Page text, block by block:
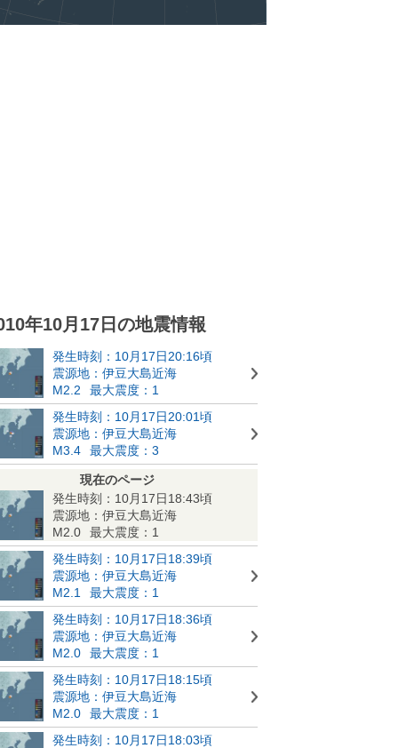
年10月17日の地震情報
発生時刻：10月17日20:16頃
震源地：伊豆大島近海
M2.2
最大震度：1
発生時刻：10月17日20:01頃
震源地：伊豆大島近海
M3.4
最大震度：3
現在のページ
発生時刻：10月17日18:43頃
震源地：伊豆大島近海
M2.0
最大震度：1
発生時刻：10月17日18:39頃
震源地：伊豆大島近海
M2.1
最大震度：1
発生時刻：10月17日18:36頃
震源地：伊豆大島近海
M2.0
最大震度：1
発生時刻：10月17日18:15頃
震源地：伊豆大島近海
M2.0
最大震度：1
発生時刻：10月17日18:03頃